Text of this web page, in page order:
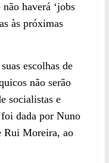
haverá ‘jobs
às próximas
escolhas de
não serão
socialistas e
dada por Nuno
Rui Moreira, ao